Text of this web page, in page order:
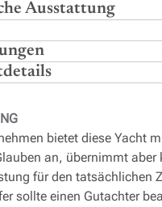
Ausstattung
bietet diese Yacht
an, übernimmt aber
für den tatsächlichen
sollte einen Gutachter